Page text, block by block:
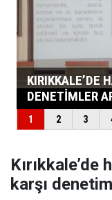
Kırıkkale’de
karşı